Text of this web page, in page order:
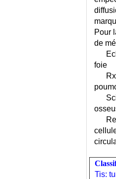
CONFLIT CONJUGAL
CONFUSION MENTALE
CONGE LONGUE MALADIE
CONGENITALES
CONJONCTIVITE
OU MICROBIENNE ?
CONJONCTIVO-URETRO-
SYNOVIAL (SYNDROME)
CONSERVATION DU
CONSTANTES
Pour
de
foie
Rx
Tis: